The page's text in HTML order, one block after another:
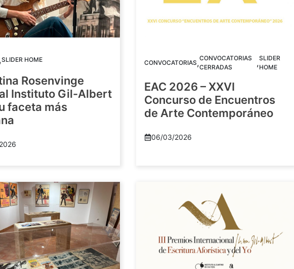
,SLIDER HOME
Rosenvinge
Instituto Gil-Albert
faceta más
CONVOCATORIAS,CONVOCATORIAS
CERRADAS
,SLIDER
HOME
EAC 2026 – XXVI
Concurso de Encuentros
de Arte Contemporáneo
06/03/2026